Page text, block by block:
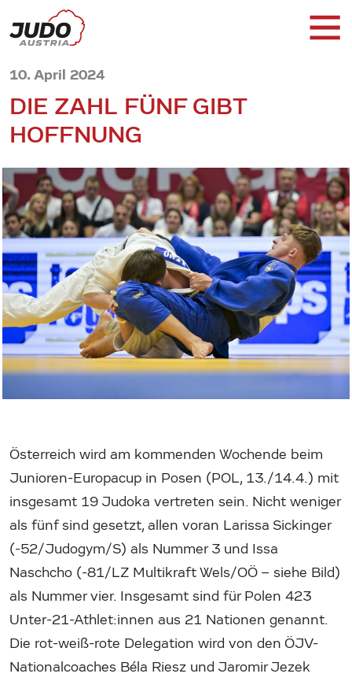
10. April 2024
DIE ZAHL FÜNF GIBT
HOFFNUNG
Österreich wird am kommenden Wochende beim
Junioren-Europacup in Posen (POL, 13./14.4.) mit
insgesamt 19 Judoka vertreten sein. Nicht weniger
als fünf sind gesetzt, allen voran Larissa Sickinger
(-52/Judogym/S) als Nummer 3 und Issa
Naschcho (-81/LZ Multikraft Wels/OÖ – siehe Bild)
als Nummer vier. Insgesamt sind für Polen 423
Unter-21-Athlet:innen aus 21 Nationen genannt.
Die rot-weiß-rote Delegation wird von den ÖJV-
Nationalcoaches Béla Riesz und Jaromir Jezek